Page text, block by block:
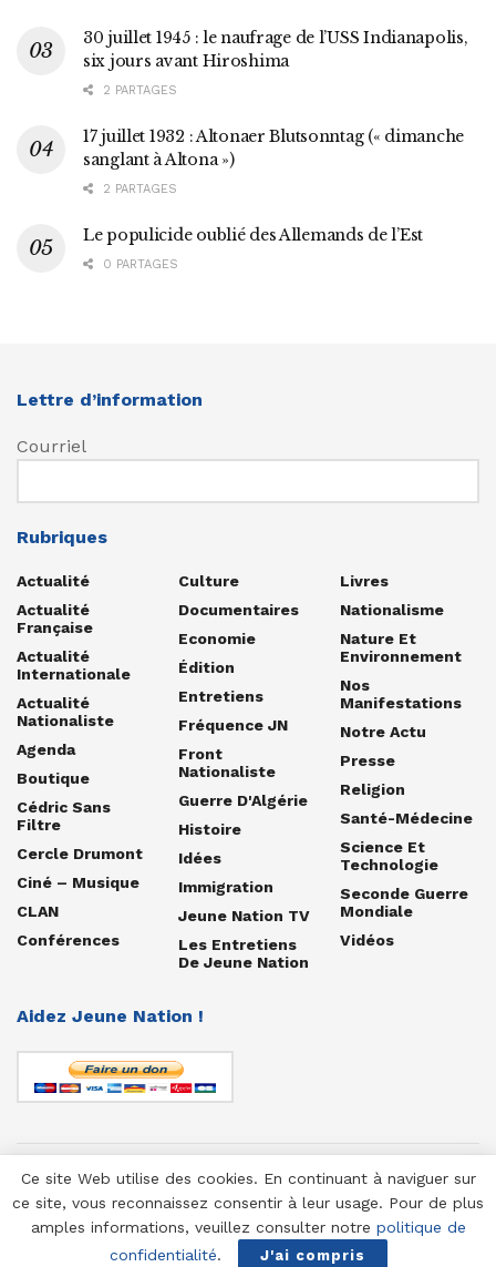
30 juillet 1945 : le naufrage de l’USS Indianapolis,
six jours avant Hiroshima
2 PARTAGES
17 juillet 1932 : Altonaer Blutsonntag (« dimanche
sanglant à Altona »)
2 PARTAGES
Le populicide oublié des Allemands de l’Est
0 PARTAGES
Lettre d’information
Courriel
Rubriques
Actualité
Actualité
Française
Actualité
Internationale
Actualité
Nationaliste
Agenda
Boutique
Cédric Sans
Filtre
Cercle Drumont
Ciné – Musique
CLAN
Conférences
Culture
Documentaires
Economie
Édition
Entretiens
Fréquence JN
Front
Nationaliste
Guerre D'Algérie
Histoire
Idées
Immigration
Jeune Nation TV
Les Entretiens
De Jeune Nation
Livres
Nationalisme
Nature Et
Environnement
Nos
Manifestations
Notre Actu
Presse
Religion
Santé-Médecine
Science Et
Technologie
Seconde Guerre
Mondiale
Vidéos
Aidez Jeune Nation !
© 1958-2025 Jeune Nation
Ce site Web utilise des cookies. En continuant à naviguer sur
ce site, vous reconnaissez consentir à leur usage. Pour de plus
amples informations, veuillez consulter notre politique de
confidentialité. J'ai compris